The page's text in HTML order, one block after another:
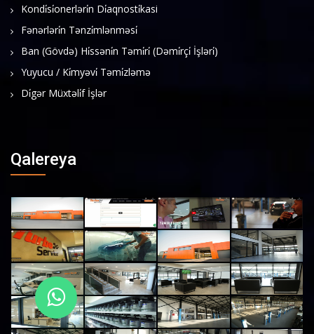
Kondi̇si̇onerləri̇n Di̇aqnosti̇kasi
Fənərləri̇n Tənzi̇mlənməsi̇
Ban (Gövdə) Hi̇ssəni̇n Təmi̇ri̇ (Dəmi̇rçi̇ İşləri̇)
Yuyucu / Ki̇myəvi̇ Təmi̇zləmə
Di̇gər Müxtəli̇f İşlər
Qalereya